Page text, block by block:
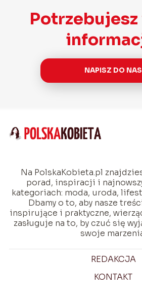
NAPISZ DO NAS
Na PolskaKobieta.pl
porad, inspiracji i
kategoriach: moda, uroda,
Dbamy o to, aby nasze
inspirujące i praktyczne,
zasługuje na to, by czuć się
swoje
REDAKCJA
KONTAKT